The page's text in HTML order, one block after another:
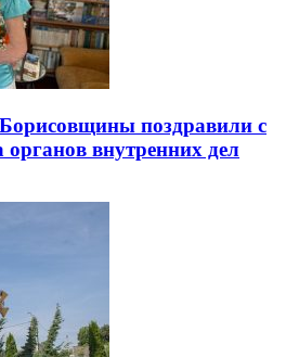
поздравили с
органов внутренних дел